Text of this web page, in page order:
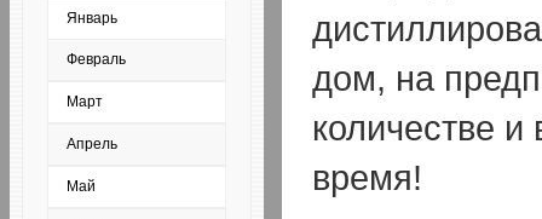
дом, на
количестве
время!
Январь
Февраль
Март
Апрель
Май